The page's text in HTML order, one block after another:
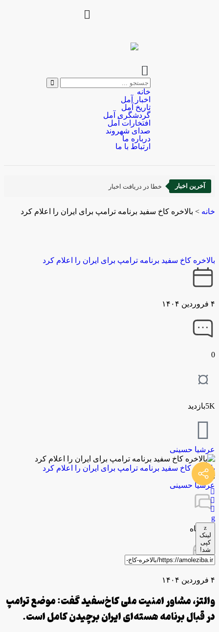
خانه
اخبار آمل
تاریخ آمل
گردشگری آمل
افتخارات آمل
صدای شهروند
درباره ما
ارتباط با ما
آخرین اخبار خطا در دریافت اخبار
خانه > بالاخره کاخ سفید برنامه ترامپ برای ایران را اعلام کرد
بالاخره کاخ سفید برنامه ترامپ برای ایران را اعلام کرد
۴ فروردین ۱۴۰۴
0
5Kبازدید
عرشیا حسینی
لینک
کپی
شد!
بالاخره کاخ سفید برنامه ترامپ برای ایران را اعلام کرد
توسط
عرشیا حسینی
۴ فروردین ۱۴۰۴
والتز، مشاور امنیت ملیکاخ‌سفیدگفت: موضع ترامپ
در قبال برنامه هسته‌ای ایران برچیدن کامل است.